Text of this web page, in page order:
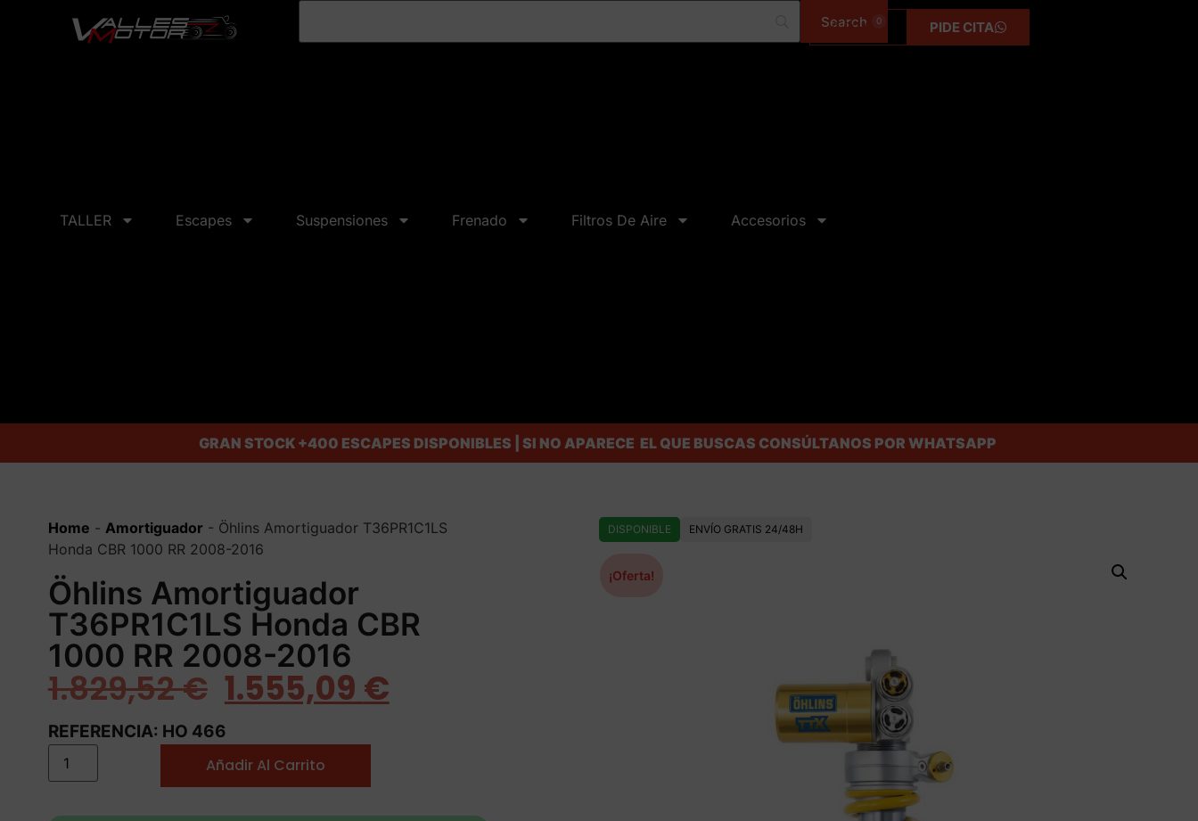
0,00€ 0 PIDE CITA
TALLER Escapes Suspensiones Frenado Filtros De Aire Accesorios
GRAN STOCK +400 ESCAPES DISPONIBLES | SI NO APARECE EL QUE BUSCAS CONSÚLTANOS POR WHATSAPP
Home - Amortiguador - Öhlins Amortiguador T36PR1C1LS
Honda CBR 1000 RR 2008-2016
Öhlins Amortiguador
T36PR1C1LS Honda CBR
1000 RR 2008-2016
1.829,52€ 1.555,09€
REFERENCIA: HO 466
Añadir Al Carrito
DISPONIBLE ENVÍO GRATIS 24/48H
¡Oferta!